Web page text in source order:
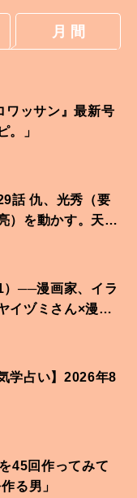
月 間
ワッサン』最新号
。」
話 仇、光秀（要
）を動かす。天下
）──漫画家、イラ
イヅミさん×漫画
学占い】2026年8
45回作ってみて
る男」